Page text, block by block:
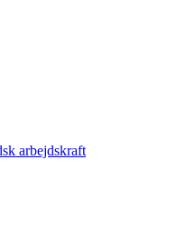
arbejdskraft